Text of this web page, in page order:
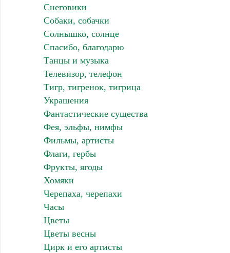
Снеговики
Собаки, собачки
Солнышко, солнце
Спасибо, благодарю
Танцы и музыка
Телевизор, телефон
Тигр, тигренок, тигрица
Украшения
Фантастические существа
Фея, эльфы, нимфы
Фильмы, артисты
Флаги, гербы
Фрукты, ягоды
Хомяки
Черепаха, черепахи
Часы
Цветы
Цветы весны
Цирк и его артисты